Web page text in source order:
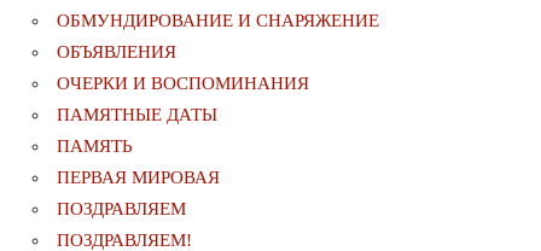
ОБМУНДИРОВАНИЕ И СНАРЯЖЕНИЕ
ОБЪЯВЛЕНИЯ
ОЧЕРКИ И ВОСПОМИНАНИЯ
ПАМЯТНЫЕ ДАТЫ
ПАМЯТЬ
ПЕРВАЯ МИРОВАЯ
ПОЗДРАВЛЯЕМ
ПОЗДРАВЛЯЕМ!